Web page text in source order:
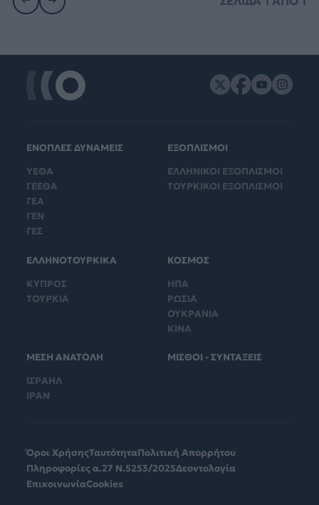
ΕΝΟΠΛΕΣ ΔΥΝΑΜΕΙΣ
ΥΕΘΑ
ΓΕΕΘΑ
ΓΕΑ
ΓΕΝ
ΓΕΣ
ΕΞΟΠΛΙΣΜΟΙ
ΕΛΛΗΝΙΚΟΙ ΕΞΟΠΛΙΣΜΟΙ
ΤΟΥΡΚΙΚΟΙ ΕΞΟΠΛΙΣΜΟΙ
ΕΛΛΗΝΟΤΟΥΡΚΙΚΑ
ΚΥΠΡΟΣ
ΤΟΥΡΚΙΑ
ΚΟΣΜΟΣ
ΗΠΑ
ΡΩΣΙΑ
ΟΥΚΡΑΝΙΑ
ΚΙΝΑ
ΜΕΣΗ ΑΝΑΤΟΛΗ
ΙΣΡΑΗΛ
ΙΡΑΝ
ΜΙΣΘΟΙ - ΣΥΝΤΑΞΕΙΣ
Όροι ΧρήσηςΤαυτότηταΠολιτική Απορρήτου
Πληροφορίες α.27 Ν.5253/2025Δεοντολογία
ΕπικοινωνίαCookies